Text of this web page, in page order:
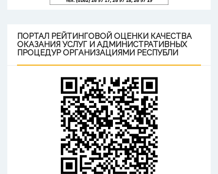
ПОРТАЛ РЕЙТИНГОВОЙ ОЦЕНКИ КАЧЕСТВА
ОКАЗАНИЯ УСЛУГ И АДМИНИСТРАТИВНЫХ
ПРОЦЕДУР ОРГАНИЗАЦИЯМИ РЕСПУБЛИ